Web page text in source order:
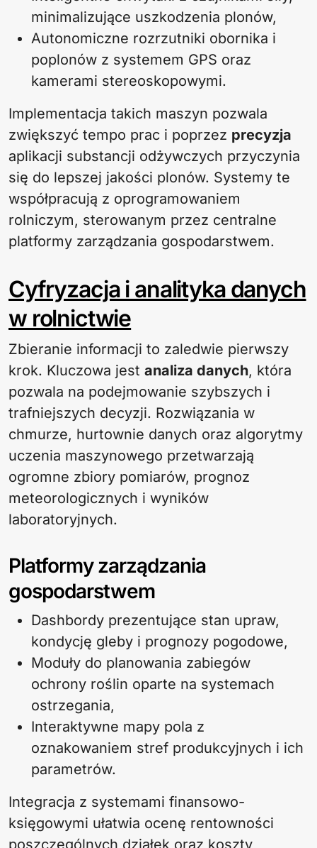
minimalizujące uszkodzenia plonów,
Autonomiczne rozrzutniki obornika i
poplonów z systemem GPS oraz
kamerami stereoskopowymi.
Implementacja takich maszyn pozwala
zwiększyć tempo prac i poprzez precyzja
aplikacji substancji odżywczych przyczynia
się do lepszej jakości plonów. Systemy te
współpracują z oprogramowaniem
rolniczym, sterowanym przez centralne
platformy zarządzania gospodarstwem.
Cyfryzacja i analityka danych
w rolnictwie
Zbieranie informacji to zaledwie pierwszy
krok. Kluczowa jest analiza danych, która
pozwala na podejmowanie szybszych i
trafniejszych decyzji. Rozwiązania w
chmurze, hurtownie danych oraz algorytmy
uczenia maszynowego przetwarzają
ogromne zbiory pomiarów, prognoz
meteorologicznych i wyników
laboratoryjnych.
Platformy zarządzania
gospodarstwem
Dashbordy prezentujące stan upraw,
kondycję gleby i prognozy pogodowe,
Moduły do planowania zabiegów
ochrony roślin oparte na systemach
ostrzegania,
Interaktywne mapy pola z
oznakowaniem stref produkcyjnych i ich
parametrów.
Integracja z systemami finansowo-
księgowymi ułatwia ocenę rentowności
poszczególnych działek oraz koszty